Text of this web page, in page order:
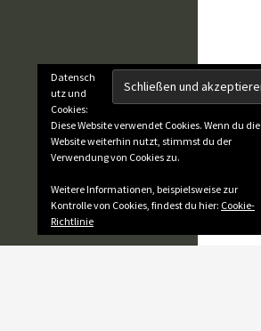
Datensch
utz und
Cookies:
Diese Website verwendet Cookies. Wenn du die
Website weiterhin nutzt, stimmst du der
Verwendung von Cookies zu.
Weitere Informationen, beispielsweise zur
Kontrolle von Cookies, findest du hier: Cookie-
Richtlinie